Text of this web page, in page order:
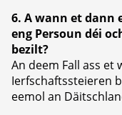
6. A wann et dann
eng Persoun déi
bezilt?
An deem Fall ass et
Ierfschaftssteieren
eemol an